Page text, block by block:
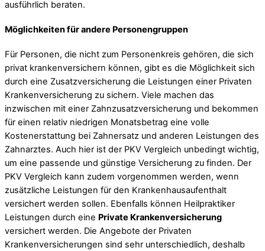
ausführlich beraten.
Möglichkeiten für andere Personengruppen
Für Personen, die nicht zum Personenkreis gehören, die sich
privat krankenversichern können, gibt es die Möglichkeit sich
durch eine Zusatzversicherung die Leistungen einer Privaten
Krankenversicherung zu sichern. Viele machen das
inzwischen mit einer Zahnzusatzversicherung und bekommen
für einen relativ niedrigen Monatsbetrag eine volle
Kostenerstattung bei Zahnersatz und anderen Leistungen des
Zahnarztes. Auch hier ist der PKV Vergleich unbedingt wichtig,
um eine passende und günstige Versicherung zu finden. Der
PKV Vergleich kann zudem vorgenommen werden, wenn
zusätzliche Leistungen für den Krankenhausaufenthalt
versichert werden sollen. Ebenfalls können Heilpraktiker
Leistungen durch eine Private Krankenversicherung
versichert werden. Die Angebote der Privaten
Krankenversicherungen sind sehr unterschiedlich, deshalb